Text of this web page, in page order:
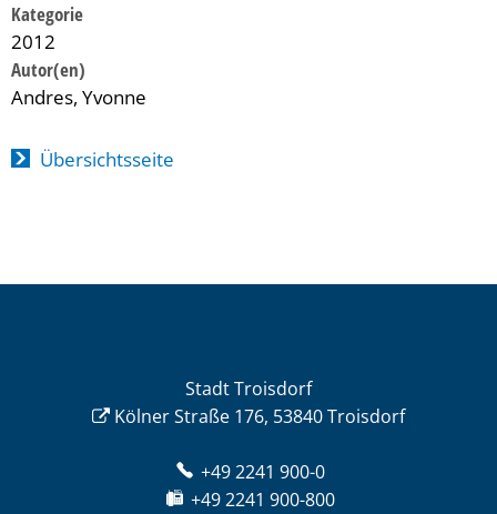
Kategorie
2012
Andres, Yvonne
Übersichtsseite
Stadt Troisdorf
Kölner Straße 176, 53840 Troisdorf
+49 2241 900-0
+49 2241 900-800